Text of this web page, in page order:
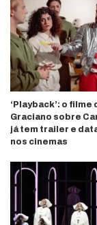
‘Playback’: o filme
Graciano sobre
já tem trailer e
nos cinemas